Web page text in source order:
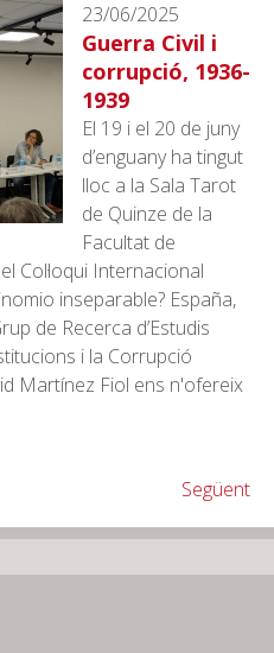
23/06/2025
Guerra Civil i
corrupció, 1936-
1939
El 19 i el 20 de juny
d’enguany ha tingut
lloc a la Sala Tarot
de Quinze de la
Facultat de
Col·loqui Internacional
inseparable? España,
de Recerca d’Estudis
i la Corrupció
Martínez Fiol ens n'ofereix
Següent